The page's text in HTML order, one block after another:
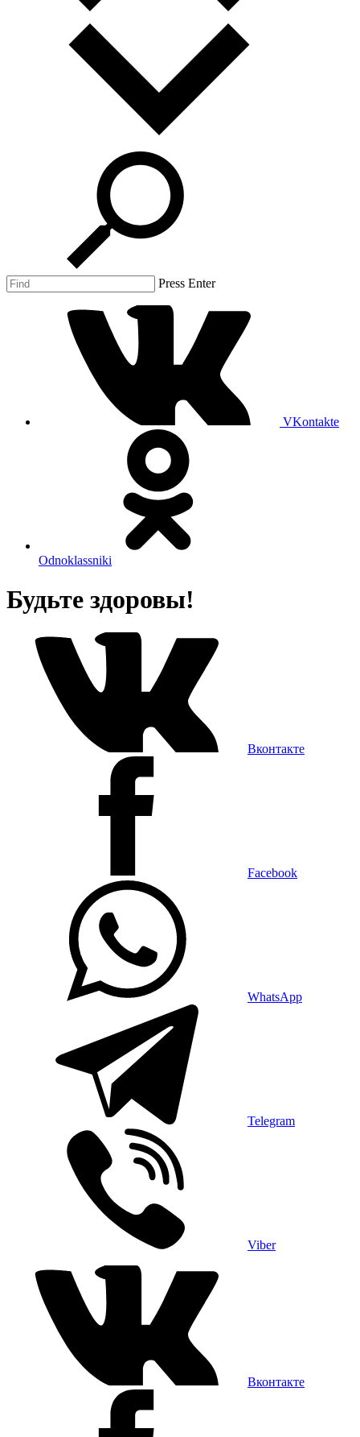
Press Enter
VKontakte
Odnoklassniki
Будьте здоровы!
Вконтакте
Facebook
WhatsApp
Telegram
Viber
Вконтакте